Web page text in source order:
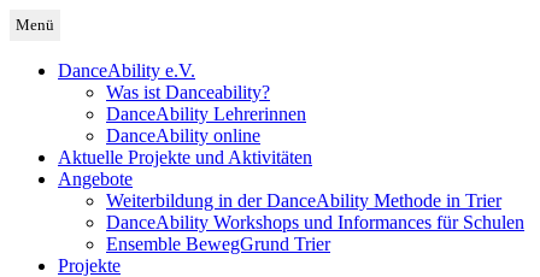
DanceAbility Deutschland
Menü
springen
DanceAbility e.V.
Was ist Danceability?
DanceAbility Lehrerinnen
DanceAbility online
Aktuelle Projekte und Aktivitäten
Angebote
Weiterbildung in der DanceAbility Methode in Trier
DanceAbility Workshops und Informances für Schulen
Ensemble BewegGrund Trier
Projekte